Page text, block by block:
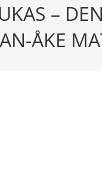
–
ÅKE